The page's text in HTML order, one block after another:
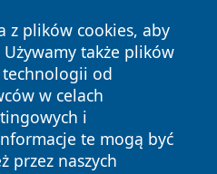
z plików cookies, aby
Używamy także plików
od
w celach
i
te mogą być
przez naszych
Wszystkie prawa